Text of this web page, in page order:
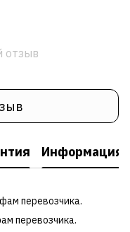
отзыв
Информация
перевозчика.
перевозчика.